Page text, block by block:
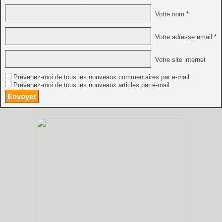
Votre nom *
Votre adresse email *
Votre site internet
Prévenez-moi de tous les nouveaux commentaires par e-mail.
Prévenez-moi de tous les nouveaux articles par e-mail.